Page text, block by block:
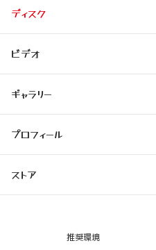
ディスク
ビデオ
ギャラリー
プロフィール
ストア
推奨環境